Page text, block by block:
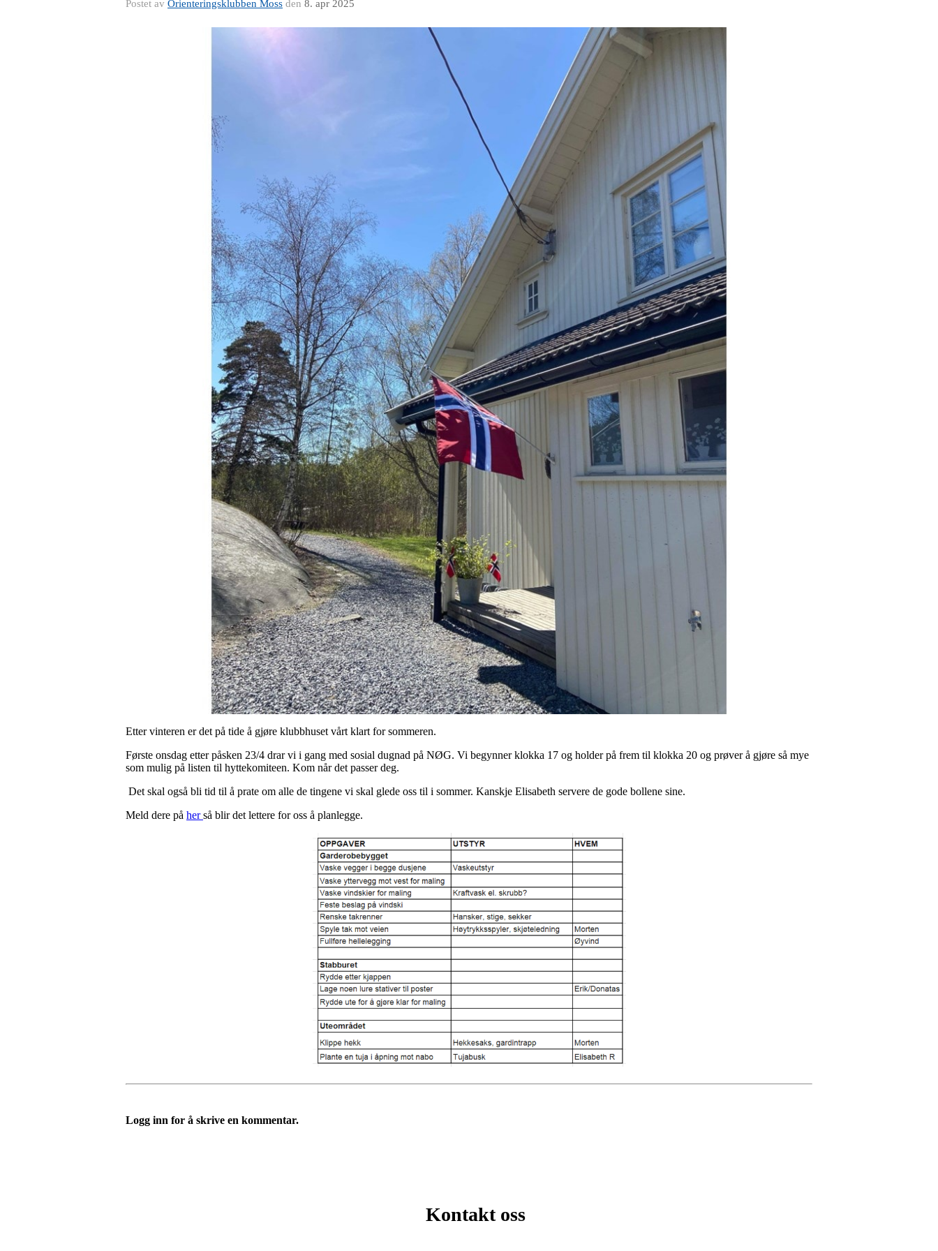
Postet av Orienteringsklubben Moss den 8. apr 2025
Etter vinteren er det på tide å gjøre klubbhuset vårt klart for sommeren.
Første onsdag etter påsken 23/4 drar vi i gang med sosial dugnad på NØG. Vi begynner klokka 17 og holder på frem til klokka 20 og prøver å gjøre så mye
som mulig på listen til hyttekomiteen. Kom når det passer deg.
Det skal også bli tid til å prate om alle de tingene vi skal glede oss til i sommer. Kanskje Elisabeth servere de gode bollene sine.
Meld dere på herså blir det lettere for oss å planlegge.
Logg inn for å skrive en kommentar.
Kontakt oss